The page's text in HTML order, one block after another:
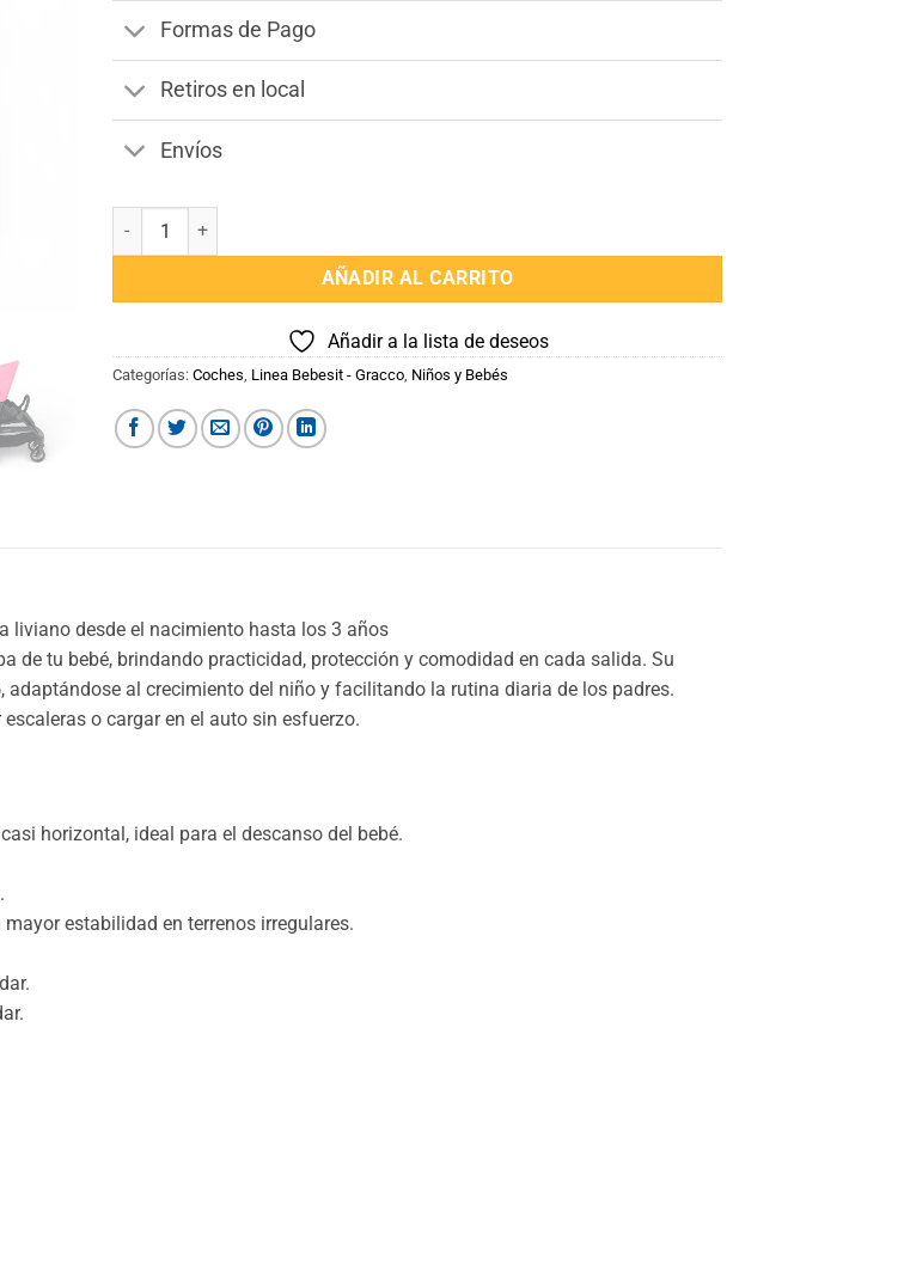
Formas de Pago
Retiros en local
Envíos
Coche Travel System ELORA TS + Baby Silla BebesiT cantidad
AÑADIR AL CARRITO
Añadir a la lista de deseos
Categorías: Coches, Linea Bebesit - Gracco, Niños y Bebés
liviano desde el nacimiento hasta los 3 años
de tu bebé, brindando practicidad, protección y comodidad en cada salida. Su
al crecimiento del niño y facilitando la rutina diaria de los padres.
o cargar en el auto sin esfuerzo.
horizontal, ideal para el descanso del bebé.
estabilidad en terrenos irregulares.